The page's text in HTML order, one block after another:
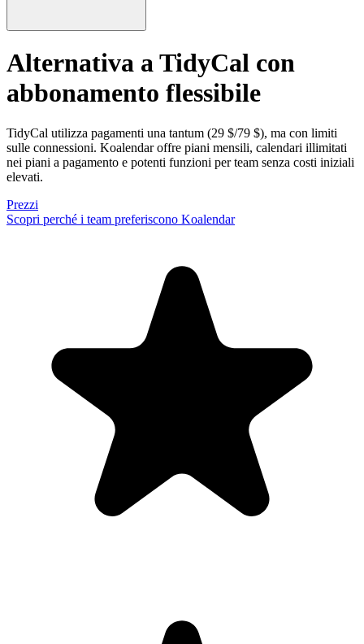
Alternativa a TidyCal con
abbonamento flessibile
TidyCal utilizza pagamenti una tantum (29 $/79 $), ma con limiti
sulle connessioni. Koalendar offre piani mensili, calendari illimitati
nei piani a pagamento e potenti funzioni per team senza costi iniziali
elevati.
Prezzi
Scopri perché i team preferiscono Koalendar